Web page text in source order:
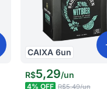
CAIXA 6un
R$5,29/un
4% OFF R$5,49/un